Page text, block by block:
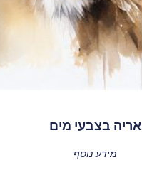
אריה בצבעי מים
מידע נוסף